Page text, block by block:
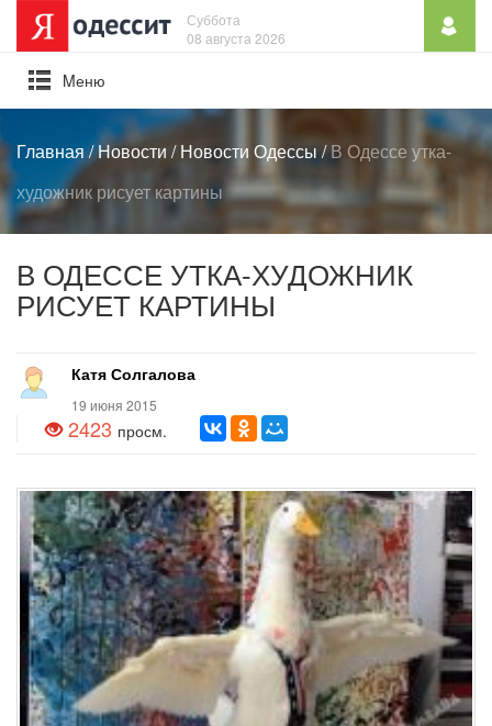
Суббота
08 августа 2026
Mеню
Главная/Новости /Новости Одессы/В Одессе утка-
художник рисует картины
В ОДЕССЕ УТКА-ХУДОЖНИК
РИСУЕТ КАРТИНЫ
Катя Солгалова
19 июня 2015
2423 просм.